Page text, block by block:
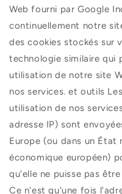
Web fourni par Google
continuellement notre
des cookies stockés sur
technologie similaire qui
utilisation de notre site
nos services. et outils
utilisation de nos
adresse IP) sont
Europe (ou dans un État
économique européen)
qu'elle ne puisse pas
Ce n'est qu'une fois